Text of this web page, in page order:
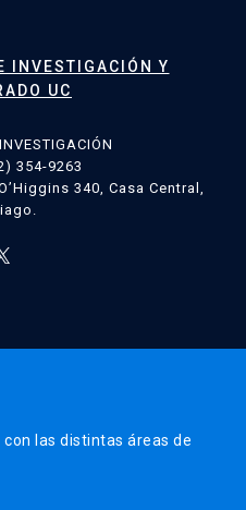
INVESTIGACIÓN Y
UC
354-9263
340, Casa Central,
las distintas áreas de